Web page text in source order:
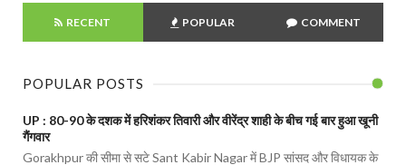
RECENT POPULAR COMMENT
POPULAR POSTS
UP : 80-90 के दशक में हरिशंकर तिवारी और वीरेंद्र शाही के बीच गई बार हुआ खूनी
गैंगवार
Gorakhpur की सीमा से सटे Sant Kabir Nagar में BJP सांसद और विधायक के